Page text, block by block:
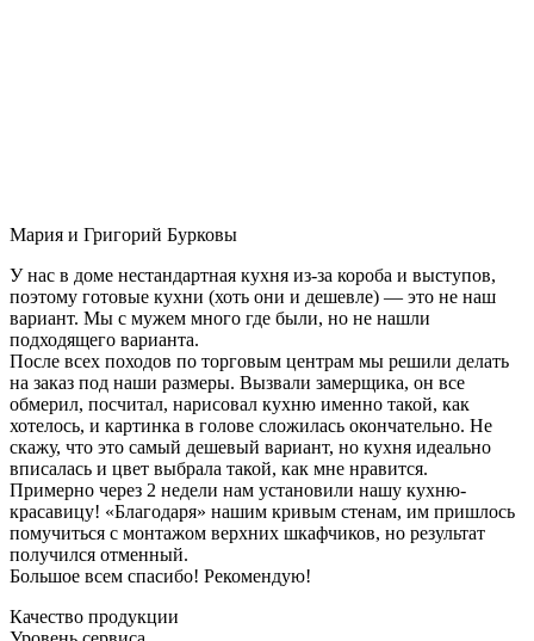
Мария и Григорий Бурковы
У нас в доме нестандартная кухня из-за короба и выступов,
поэтому готовые кухни (хоть они и дешевле) — это не наш
вариант. Мы с мужем много где были, но не нашли
подходящего варианта.
После всех походов по торговым центрам мы решили делать
на заказ под наши размеры. Вызвали замерщика, он все
обмерил, посчитал, нарисовал кухню именно такой, как
хотелось, и картинка в голове сложилась окончательно. Не
скажу, что это самый дешевый вариант, но кухня идеально
вписалась и цвет выбрала такой, как мне нравится.
Примерно через 2 недели нам установили нашу кухню-
красавицу! «Благодаря» нашим кривым стенам, им пришлось
помучиться с монтажом верхних шкафчиков, но результат
получился отменный.
Большое всем спасибо! Рекомендую!
Качество продукции